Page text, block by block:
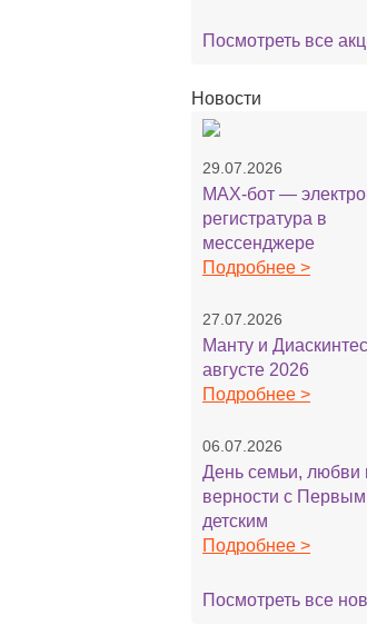
Посмотреть все
Новости
29.07.2026
MAX-бот —
регистратура в
мессенджере
Подробнее >
27.07.2026
Манту и
августе 2026
Подробнее >
06.07.2026
День семьи, любви
верности с Первым
детским
Подробнее >
Посмотреть все